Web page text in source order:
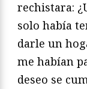
rechistara:
solo había
darle un
me habían
deseo se